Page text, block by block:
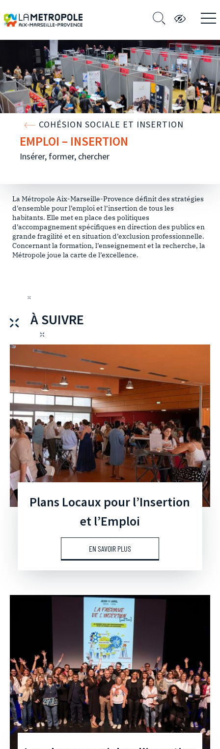
COHÉSION SOCIALE ET INSERTION
EMPLOI – INSERTION
Insérer, former, chercher
La Métropole Aix-Marseille-Provence définit des stratégies
d’ensemble pour l’emploi et l’insertion de tous les
habitants. Elle met en place des politiques
d’accompagnement spécifiques en direction des publics en
grande fragilité et en situation d’exclusion professionnelle.
Concernant la formation, l’enseignement et la recherche, la
Métropole joue la carte de l’excellence.
À SUIVRE
Plans Locaux pour l’Insertion
et l’Emploi
EN SAVOIR PLUS